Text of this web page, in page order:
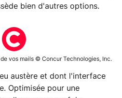
bien d'autres options.
vos mails © Concur Technologies, Inc.
austère et dont l'interface
Optimisée pour une